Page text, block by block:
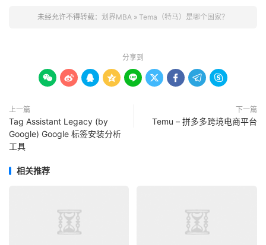
未经允许不得转载： 划界MBA » Tema（特马）是哪个国家？
分享到
        
上一篇
Tag Assistant Legacy (by
Google) Google 标签安装分析
工具
下一篇
Temu – 拼多多跨境电商平台
相关推荐